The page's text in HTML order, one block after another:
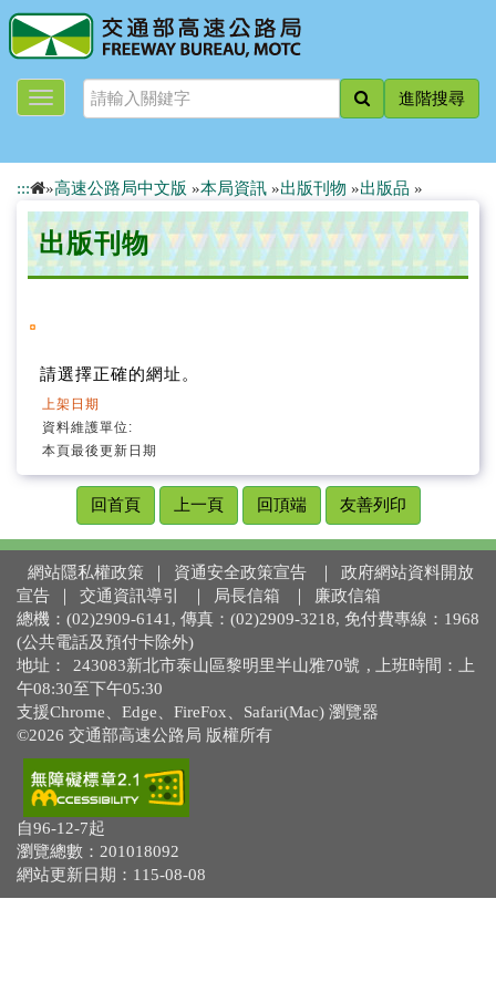
跳
到
主
進階搜尋
::: »高速公路局中文版 »本局資訊 »出版刊物 »出版品 »
出版刊物
請選擇正確的網址。
上架日期
資料維護單位:
本頁最後更新日期
回首頁 上一頁 回頂端 友善列印
網站隱私權政策 資通安全政策宣告
政府網站資料開放
宣告
交通資訊導引 局長信箱
廉政信箱
總機：(02)2909-6141, 傳真：(02)2909-3218, 免付費專線：1968
(公共電話及預付卡除外)
地址：
243083新北市泰山區黎明里半山雅70號 , 上班時間：上
午08:30至下午05:30
支援Chrome、Edge、FireFox、Safari(Mac) 瀏覽器
©2026 交通部高速公路局 版權所有
自96-12-7起
瀏覽總數：201018092
網站更新日期：115-08-08